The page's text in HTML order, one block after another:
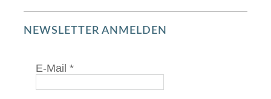
NEWSLETTER ANMELDEN
E-Mail *